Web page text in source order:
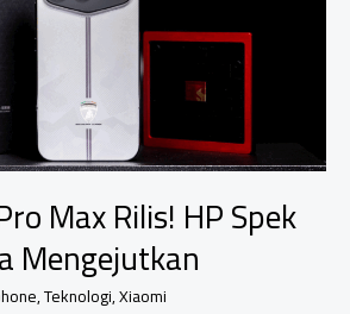
Max Rilis! HP Spek
Mengejutkan
,Teknologi,Xiaomi